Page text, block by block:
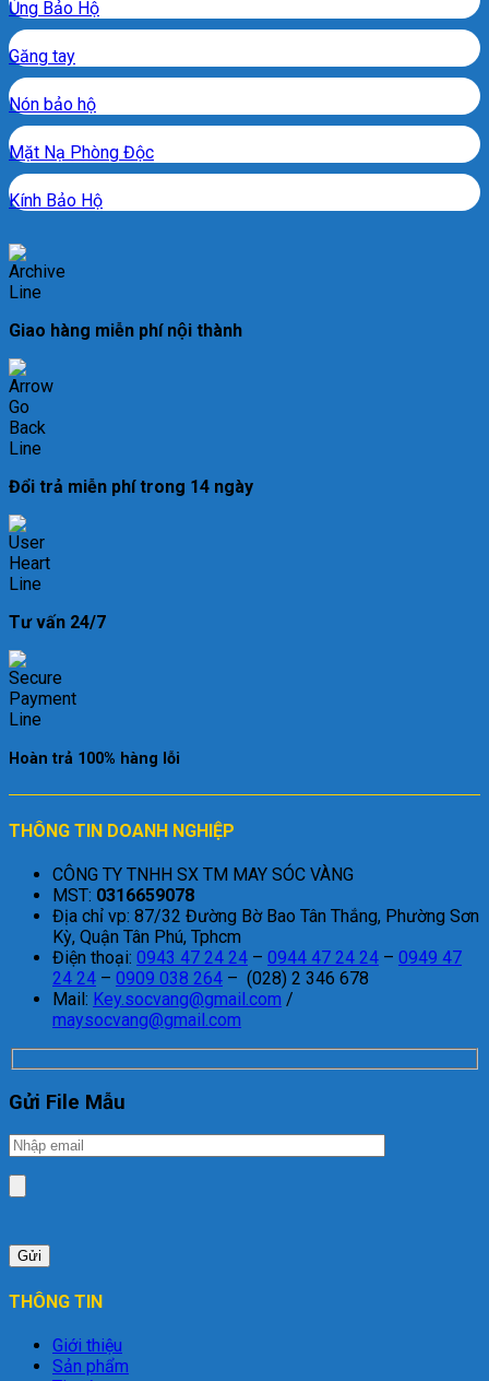
Ủng Bảo Hộ
Găng tay
Nón bảo hộ
Mặt Nạ Phòng Độc
Kính Bảo Hộ
Giao hàng miễn phí nội thành
Đổi trả miễn phí trong 14 ngày
Tư vấn 24/7
Hoàn trả 100% hàng lỗi
THÔNG TIN DOANH NGHIỆP
CÔNG TY TNHH SX TM MAY SÓC VÀNG
MST: 0316659078
Địa chỉ vp: 87/32 Đường Bờ Bao Tân Thắng, Phường Sơn
Kỳ, Quận Tân Phú, Tphcm
Điện thoại: 0943 47 24 24 – 0944 47 24 24 – 0949 47
24 24 – 0909 038 264 – (028) 2 346 678
Mail: Key.socvang@gmail.com /
maysocvang@gmail.com
Gửi File Mẫu
THÔNG TIN
Giới thiệu
Sản phẩm